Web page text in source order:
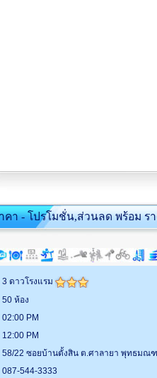
คา - โปรโมชั่น,ส่วนลด พร้อม ร
3 ดาวโรงแรม
50 ห้อง
02:00 PM
12:00 PM
58/22 ซอยบ้านตั้งสิน ต.ศาลายา พุทธมณ
087-544-3333